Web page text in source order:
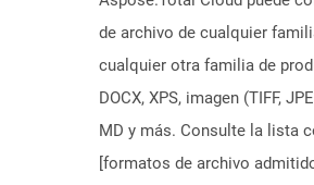
de archivo de cualquier
cualquier otra familia de
DOCX, XPS, imagen (TIFF,
MD y más. Consulte la lista
[formatos de archivo